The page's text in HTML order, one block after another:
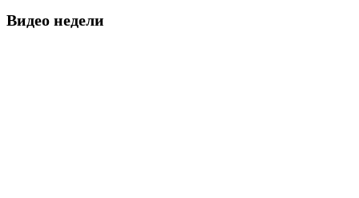
Видео недели